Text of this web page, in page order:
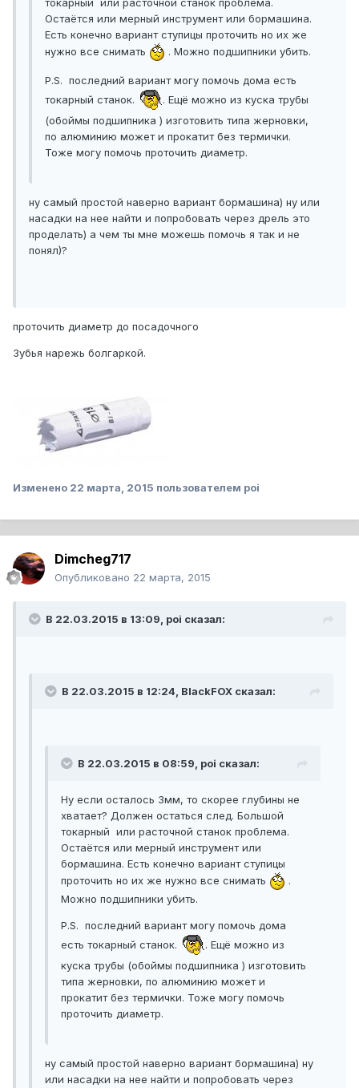
токарный или расточной станок проблема.
Остаётся или мерный инструмент или бормашина.
Есть конечно вариант ступицы проточить но их же
нужно все снимать
. Можно подшипники убить.
P.S. последний вариант могу помочь дома есть
токарный станок.
. Ещё можно из куска трубы
(обоймы подшипника ) изготовить типа жерновки,
по алюминию может и прокатит без термички.
Тоже могу помочь проточить диаметр.
ну самый простой наверно вариант бормашина) ну или
насадки на нее найти и попробовать через дрель это
проделать) а чем ты мне можешь помочь я так и не
понял)?
проточить диаметр до посадочного
Зубья нарежь болгаркой.
Изменено 22 марта, 2015 пользователем poi
Dimcheg717
Опубликовано 22 марта, 2015
В 22.03.2015 в 13:09, poi сказал:
В 22.03.2015 в 12:24, BlackFOX сказал:
В 22.03.2015 в 08:59, poi сказал:
Ну если осталось 3мм, то скорее глубины не
хватает? Должен остаться след. Большой
токарный или расточной станок проблема.
Остаётся или мерный инструмент или
бормашина. Есть конечно вариант ступицы
проточить но их же нужно все снимать
.
Можно подшипники убить.
P.S. последний вариант могу помочь дома
есть токарный станок.
. Ещё можно из
куска трубы (обоймы подшипника ) изготовить
типа жерновки, по алюминию может и
прокатит без термички. Тоже могу помочь
проточить диаметр.
ну самый простой наверно вариант бормашина) ну
или насадки на нее найти и попробовать через